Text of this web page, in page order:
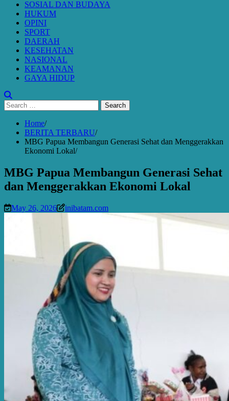
SOSIAL DAN BUDAYA
HUKUM
OPINI
SPORT
DAERAH
KESEHATAN
NASIONAL
KEAMANAN
GAYA HIDUP
Search
for:
Home
BERITA TERBARU
MBG Papua Membangun Generasi Sehat dan Menggerakkan
Ekonomi Lokal
MBG Papua Membangun Generasi Sehat
dan Menggerakkan Ekonomi Lokal
May 26, 2026 inibatam.com